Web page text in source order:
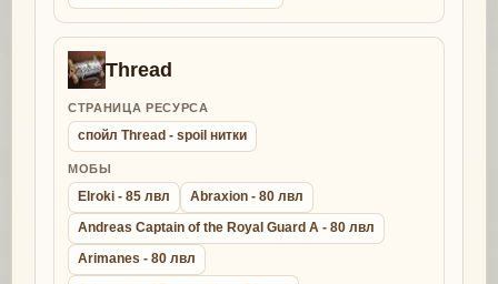
Thread
СТРАНИЦА РЕСУРСА
спойл Thread - spoil нитки
МОБЫ
Elroki - 85 лвл
Abraxion - 80 лвл
Andreas Captain of the Royal Guard A - 80 лвл
Arimanes - 80 лвл